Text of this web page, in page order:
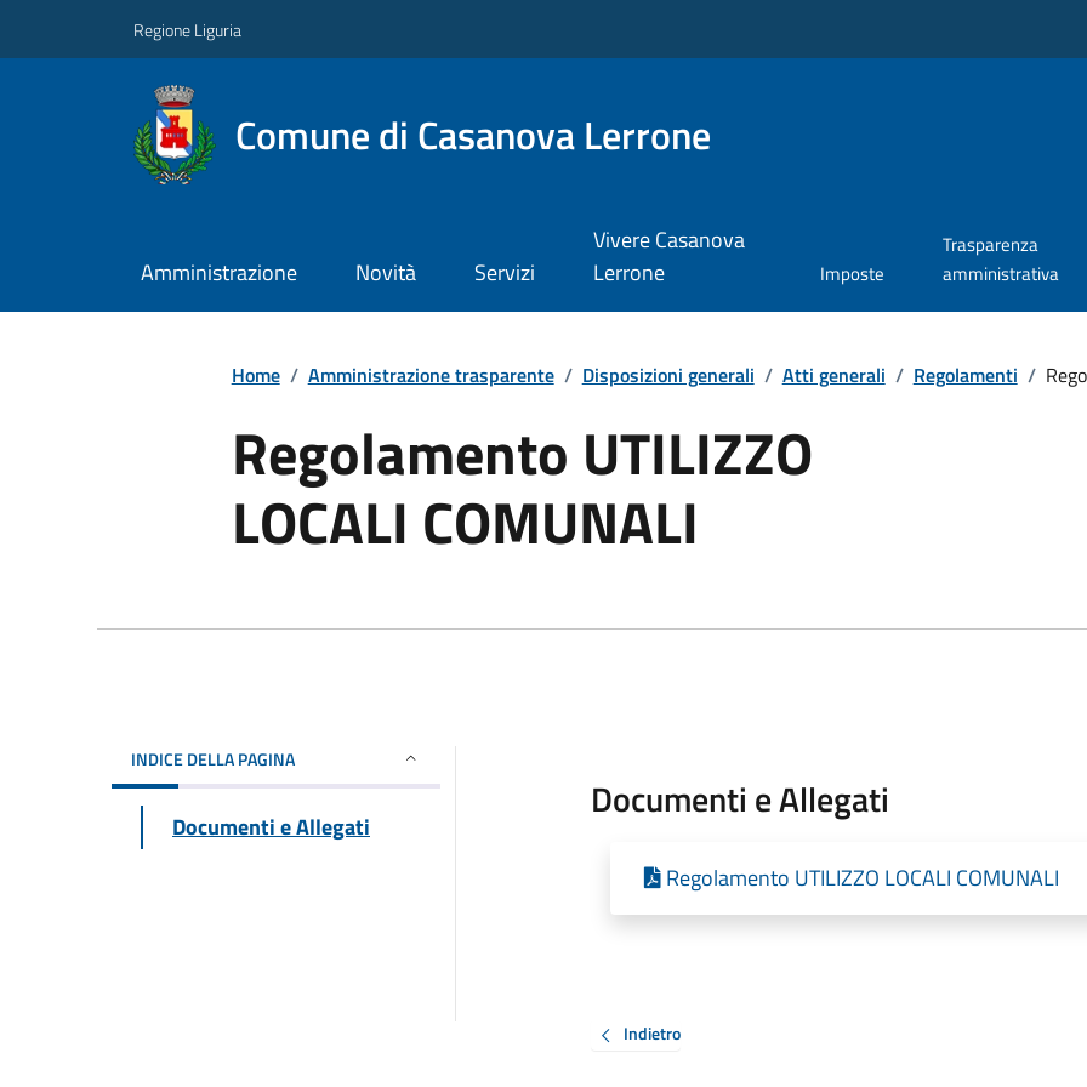
Regione Liguria
Comune di Casanova Lerrone
Amministrazione Novità Servizi
Vivere Casanova
Lerrone
Imposte
Trasparenza
amministrativa
Home / Amministrazione trasparente / Disposizioni generali / Atti generali / Regolamenti /
Regolamento UTILIZZO
LOCALI COMUNALI
INDICE DELLA PAGINA
Documenti e Allegati
Documenti e Allegati
Regolamento UTILIZZO LOCALI COMUNALI
Indietro